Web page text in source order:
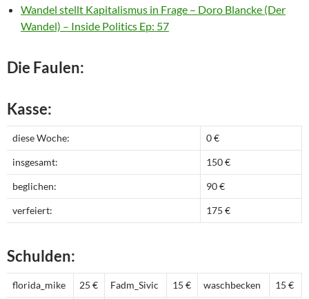
Wandel stellt Kapitalismus in Frage – Doro Blancke (Der
Wandel) – Inside Politics Ep: 57
Die Faulen:
Kasse:
diese Woche: 0 €
insgesamt: 150 €
beglichen: 90 €
verfeiert: 175 €
Schulden:
florida_mike 25 € Fadm_Sivic 15 € waschbecken 15 €